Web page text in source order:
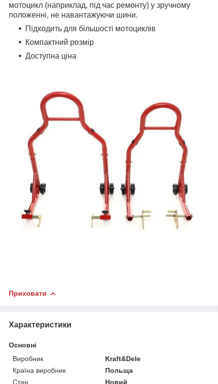
мотоцикл (наприклад, під час ремонту) у зручному
положенні, не навантажуючи шини.
Підходить для більшості мотоциклів
Компактний розмір
Доступна ціна
Приховати
Характеристики
Основні
Виробник
Kraft&Dele
Країна виробник
Польща
Стан
Новий